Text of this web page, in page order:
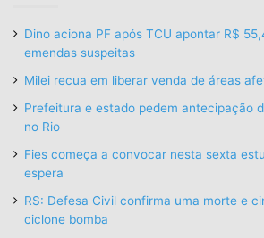
Dino aciona PF após TCU apontar R$
emendas suspeitas
Milei recua em liberar venda de áreas
Prefeitura e estado pedem antecipação
no Rio
Fies começa a convocar nesta sexta
espera
RS: Defesa Civil confirma uma morte e
ciclone bomba